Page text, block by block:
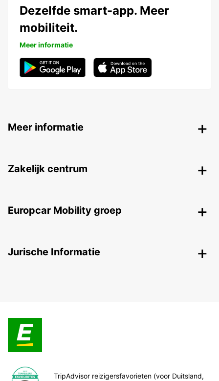
Dezelfde smart-app. Meer
mobiliteit.
Meer informatie
Meer informatie
Zakelijk centrum
Europcar Mobility groep
Jurische Informatie
TripAdvisor reizigersfavorieten (voor Duitsland,